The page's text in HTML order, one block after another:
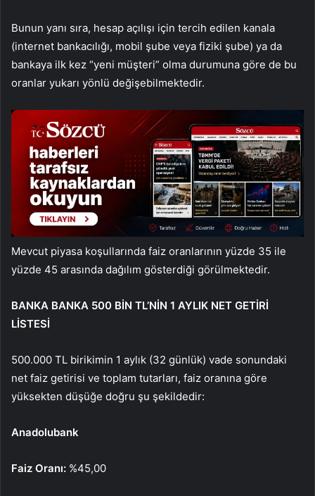
Bunun yanı sıra, hesap açılışı için tercih edilen kanala
(internet bankacılığı, mobil şube veya fiziki şube) ya da
bankaya ilk kez “yeni müşteri” olma durumuna göre de bu
oranlar yukarı yönlü değişebilmektedir.
Mevcut piyasa koşullarında faiz oranlarının yüzde 35 ile
yüzde 45 arasında dağılım gösterdiği görülmektedir.
BANKA BANKA 500 BİN TL’NİN 1 AYLIK NET GETİRİ
LİSTESİ
500.000 TL birikimin 1 aylık (32 günlük) vade sonundaki
net faiz getirisi ve toplam tutarları, faiz oranına göre
yüksekten düşüğe doğru şu şekildedir:
Anadolubank
Faiz Oranı: %45,00